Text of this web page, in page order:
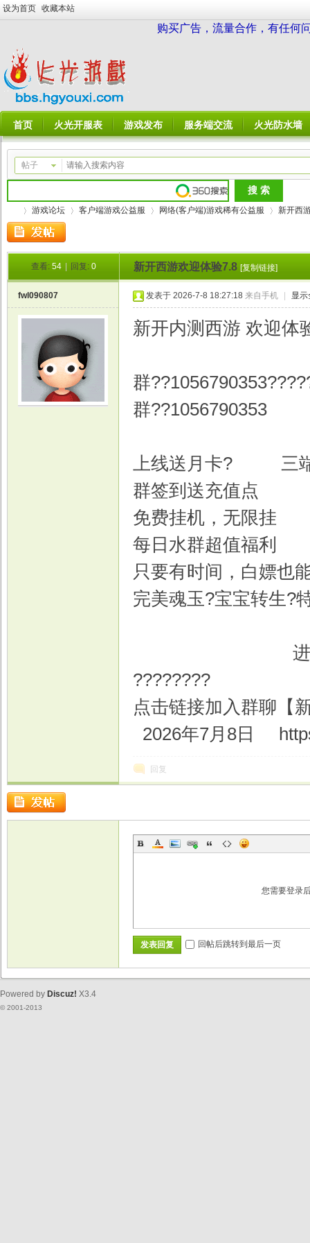
设为首页 收藏本站
购买广告，流量合作，有任何
首页 火光开服表 游戏发布 服务端交流 火光防水墙
帖子
游戏论坛
›
客户端游戏公益服
›
网络(客户端)游戏稀有公益服
›
新开西
查看: 54 回复: 0 新开西游欢迎体验7.8 [复制链接]
fwl090807 发表于 2026-7-8 18:27:18 来自手机 显
新开内测西游 欢迎体
群
群??1056790353
上线送月卡? 三
群签到送充值点
免费挂机，无限挂
每日水群超值福利
只要有时间，白嫖也
完美魂玉?宝宝转生?
进群-推广人
????????
点击链接加入群聊【
2026年7月8日
回复
您需要登录
发表回复 回帖后跳转到最后一页
Powered by Discuz! X3.4
© 2001-2013